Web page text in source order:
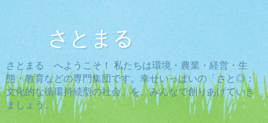
さとまる
さとまる へようこそ！ 私たちは環境・農業・経営・生
態・教育などの専門集団です。幸せいっぱいの「さと◎：
文化的な循環持続型の社会」を、みんなで創りあげていき
ましょう。